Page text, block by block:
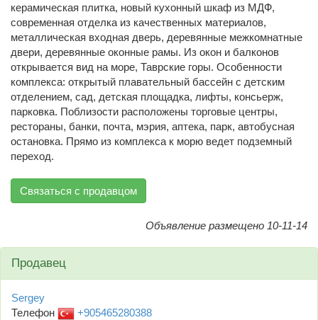
керамическая плитка, новый кухонный шкаф из МДФ,
современная отделка из качественных материалов,
металлическая входная дверь, деревянные межкомнатные
двери, деревянные оконные рамы. Из окон и балконов
открывается вид на море, Таврские горы. Особенности
комплекса: открытый плавательный бассейн с детским
отделением, сад, детская площадка, лифты, консьерж,
парковка. Поблизости расположены торговые центры,
рестораны, банки, почта, мэрия, аптека, парк, автобусная
остановка. Прямо из комплекса к морю ведет подземный
переход.
Связаться с продавцом
Объявление размещено 10-11-14
Продавец
Sergey
Телефон
+905465280388